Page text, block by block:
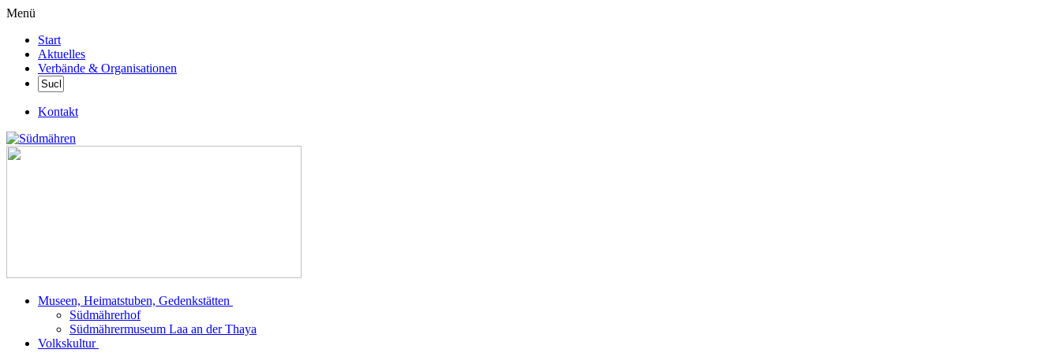
Menü
Start
Aktuelles
Verbände & Organisationen
Kontakt
Museen, Heimatstuben, Gedenkstätten
Südmährerhof
Südmährermuseum Laa an der Thaya
Volkskultur